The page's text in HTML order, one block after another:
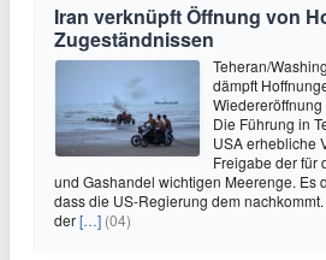
Iran verknüpft Öffnung von
Zugeständnissen
Teheran/
dämpft
Die Führung in
USA erhebliche
Freigabe der für
und Gashandel wichtigen Meerenge. Es
dass die US-Regierung dem
der[…] (04)